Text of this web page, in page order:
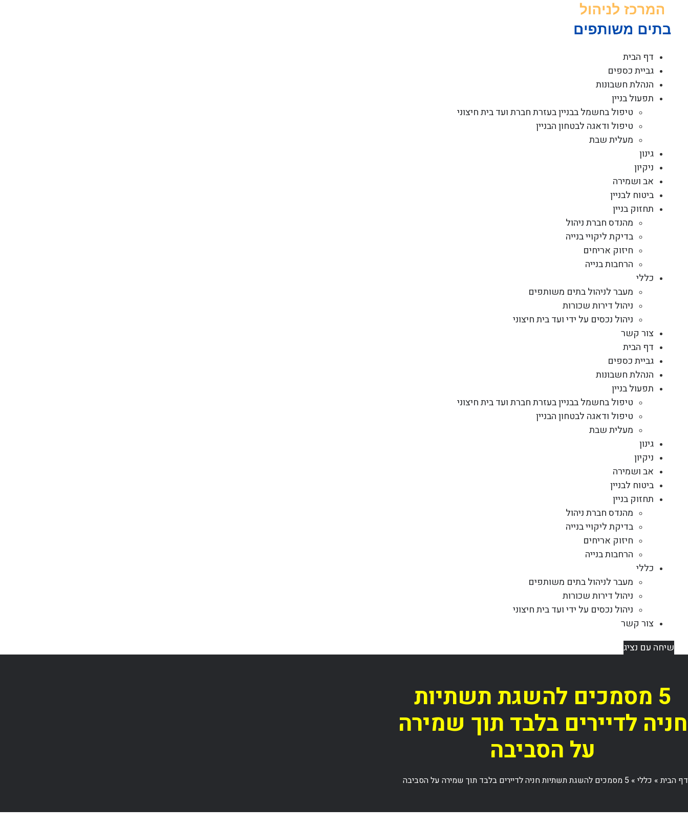
דף הבית
גביית כספים
הנהלת חשבונות
תפעול בניין
טיפול בחשמל בבניין בעזרת חברת ועד בית חיצוני
טיפול ודאגה לבטחון הבניין
מעלית שבת
גינון
ניקיון
אב ושמירה
ביטוח לבניין
תחזוק בניין
מהנדס חברת ניהול
בדיקת ליקויי בנייה
חיזוק אריחים
הרחבות בנייה
כללי
מעבר לניהול בתים משותפים
ניהול דירות שכורות
ניהול נכסים על ידי ועד בית חיצוני
צור קשר
דף הבית
גביית כספים
הנהלת חשבונות
תפעול בניין
טיפול בחשמל בבניין בעזרת חברת ועד בית חיצוני
טיפול ודאגה לבטחון הבניין
מעלית שבת
גינון
ניקיון
אב ושמירה
ביטוח לבניין
תחזוק בניין
מהנדס חברת ניהול
בדיקת ליקויי בנייה
חיזוק אריחים
הרחבות בנייה
כללי
מעבר לניהול בתים משותפים
ניהול דירות שכורות
ניהול נכסים על ידי ועד בית חיצוני
צור קשר
שיחה עם נציג
5 מסמכים להשגת תשתיות
חניה לדיירים בלבד תוך שמירה
על הסביבה
דף הבית» כללי » 5 מסמכים להשגת תשתיות חניה לדיירים בלבד תוך שמירה על הסביבה